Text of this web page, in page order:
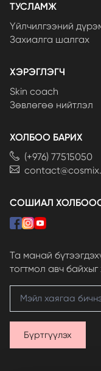
ТУСЛАМЖ
Үйлчилгээний
Захиалга шалгах
ХЭРЭГЛЭГЧ
Skin coach
Зөвлөгөө нийтлэл
ХОЛБОО БАРИХ
(+976) 77515050
СОШИАЛ
Та манай
тогтмол авч
Бүртгүүлэх